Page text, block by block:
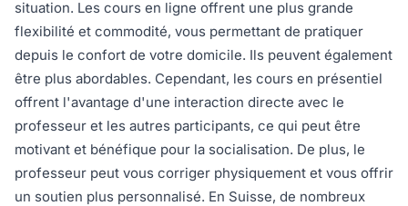
situation. Les cours en ligne offrent une plus grande
flexibilité et commodité, vous permettant de pratiquer
depuis le confort de votre domicile. Ils peuvent également
être plus abordables. Cependant, les cours en présentiel
offrent l'avantage d'une interaction directe avec le
professeur et les autres participants, ce qui peut être
motivant et bénéfique pour la socialisation. De plus, le
professeur peut vous corriger physiquement et vous offrir
un soutien plus personnalisé. En Suisse, de nombreux